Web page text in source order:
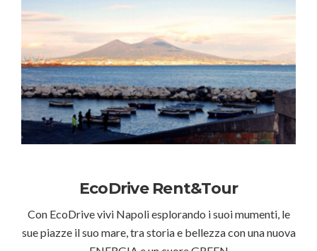
EcoDrive Rent&Tour
Con EcoDrive vivi Napoli esplorando i suoi mumenti, le
sue piazze il suo mare, tra storia e bellezza con una nuova